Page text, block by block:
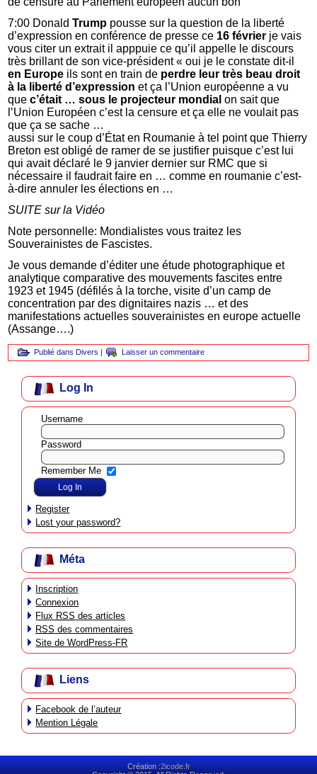
7:00 DonaldTrump pousse sur la question de la liberté
d’expression en conférence de presse ce 16 février je vais
vous citer un extrait il apppuie ce qu’il appelle le discours
très brillant de son vice-président « oui je le constate dit-il
en Europe ils sont en train de perdre leur très beau droit
à la liberté d’expression et ça l’Union européenne a vu
quec’était … sous le projecteur mondial on sait que
l’Union Européen c’est la censure et ça elle ne voulait pas
que ça se sache …
aussi sur le coup d’État en Roumanie à tel point que Thierry
Breton est obligé de ramer de se justifier puisque c’est lui
qui avait déclaré le 9 janvier dernier sur RMC que si
nécessaire il faudrait faire en … comme en roumanie c’est-
à-dire annuler les élections en …
SUITE sur la Vidéo
Note personnelle: Mondialistes vous traitez les
Souverainistes de Fascistes.
Je vous demande d’éditer une étude photographique et
analytique comparative des mouvements fascites entre
1923 et 1945 (défilés à la torche, visite d’un camp de
concentration par des dignitaires nazis … et des
manifestations actuelles souverainistes en europe actuelle
(Assange….)
Publié dans Divers | Laisser un commentaire
Log In
Username
Password
Remember Me
Register
Lost your password?
Méta
Inscription
Connexion
Flux RSS des articles
RSS des commentaires
Site de WordPress-FR
Liens
Facebook de l’auteur
Mention Légale
Création :2icode.fr